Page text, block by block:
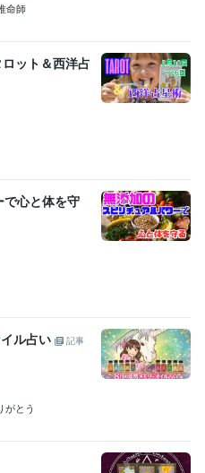
命師
ット＆西洋占
で心と体を守
ル占い
記事
がとう